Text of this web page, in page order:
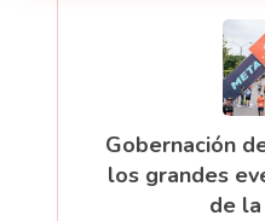
Gobernación
los grandes
de